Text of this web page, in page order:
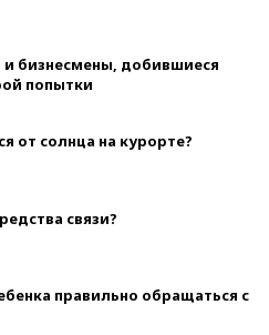
и бизнесмены, добившиеся
попытки
от солнца на курорте?
связи?
правильно обращаться с